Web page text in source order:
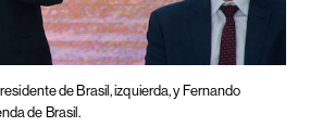
de Brasil, izquierda, y Fernando
de Brasil.